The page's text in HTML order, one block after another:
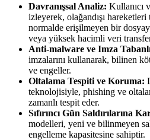
Davranışsal Analiz: Kullanıcı
izleyerek, olağandışı
normalde erişilmeyen bir
veya yüksek hacimli veri
Anti-malware ve Imza
imzalarını kullanarak, bilinen
ve engeller.
Oltalama Tespiti ve Koruma:
teknolojisiyle, phishing ve
zamanlı tespit eder.
Sıfırıncı Gün Saldırılarına
modelleri, yeni ve bilinmeyen
engelleme kapasitesine sahiptir.